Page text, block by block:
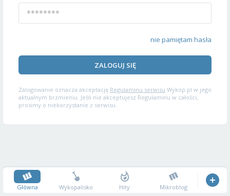
nie pamiętam hasła
ZALOGUJ SIĘ
Zalogowanie oznacza akceptację Regulaminu serwisu Wykop.pl w jego
aktualnym brzmieniu. Jeśli nie akceptujesz Regulaminu w całości,
prosimy o niekorzystanie z serwisu.
Główna Wykopalisko Hity Mikroblog